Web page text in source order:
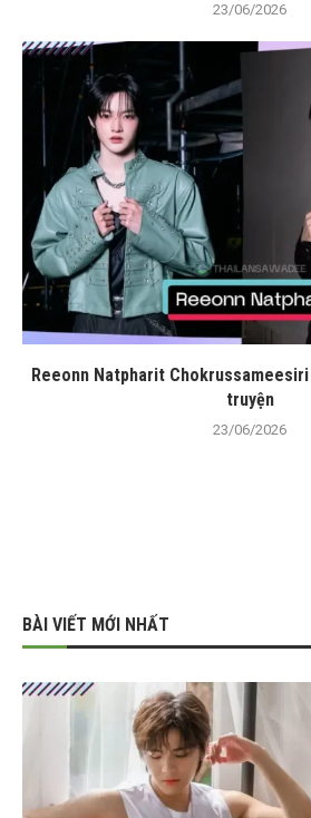
23/06/2026
Reeonn Natpharit
truyện
23/06/2026
BÀI VIẾT MỚI NHẤT